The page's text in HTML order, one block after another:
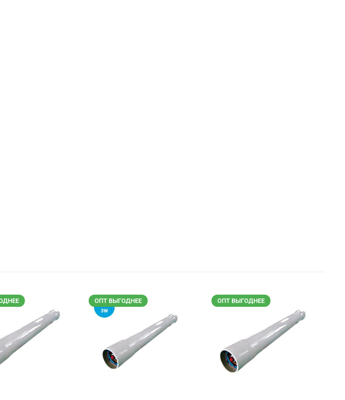
ОПТ ВЫГОДНЕЕ ОПТ ВЫГОДНЕЕ